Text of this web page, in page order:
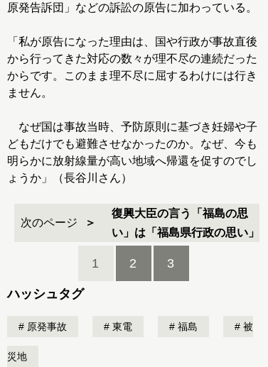
原発告訴団」などの訴訟の原告に加わっている。
「私が原告になった理由は、国や行政が事故直後
から行ってきた対応の数々が理不尽の連続だった
からです。このまま理不尽に屈するわけには行き
ません。
なぜ国は事故当時、予防原則に基づき妊婦や子
どもだけでも避難させなかったのか。なぜ、今も
明らかに放射線量が高い地域へ帰還を促すのでし
ょうか」（長谷川さん）
次のページ
復興大臣の言う「福島の思
い」は「福島県行政の思い」
1 2 3
ハッシュタグ
原発事故 東電 福島 被
災地